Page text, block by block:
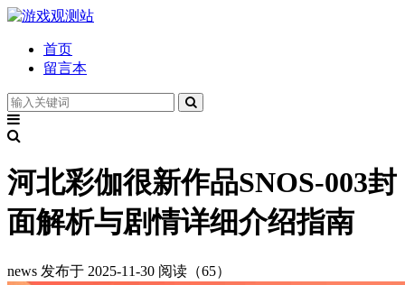
首页
留言本
河北彩伽很新作品SNOS-003封
面解析与剧情详细介绍指南
news 发布于 2025-11-30 阅读（65）